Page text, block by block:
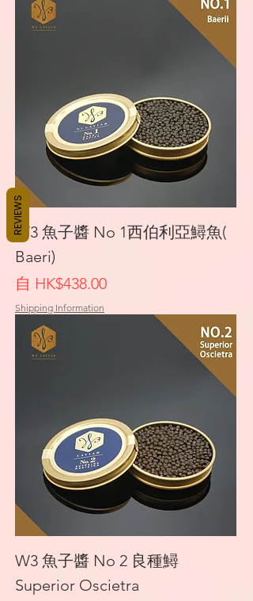
W3 魚子醬 No 1西伯利亞鱘魚(
Baeri)
自 HK$438.00
促銷價格
Shipping Information
W3 魚子醬 No 2 良種鱘
Superior Oscietra
REVIEWS